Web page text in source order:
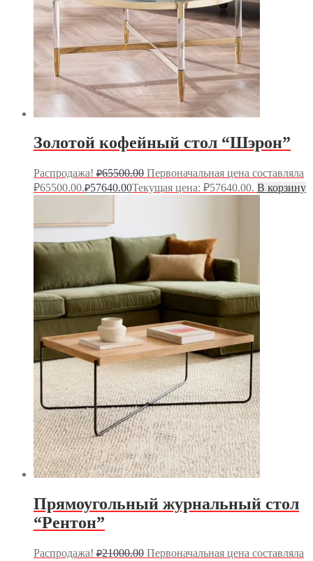
Золотой кофейный стол “Шэрон”
Распродажа! ₽65500.00 Первоначальная цена составляла
₽65500.00.₽57640.00Текущая цена: ₽57640.00. В корзину
Прямоугольный журнальный стол
“Рентон”
Распродажа! ₽21000.00 Первоначальная цена составляла